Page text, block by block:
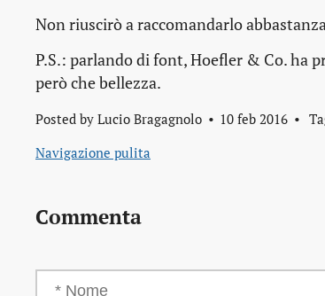
Non riuscirò a raccomandarlo
P.S.: parlando di font, Hoefler & Co. ha
però che bellezza.
Posted by Lucio Bragagnolo 10 feb 2016
Navigazione pulita
Commenta